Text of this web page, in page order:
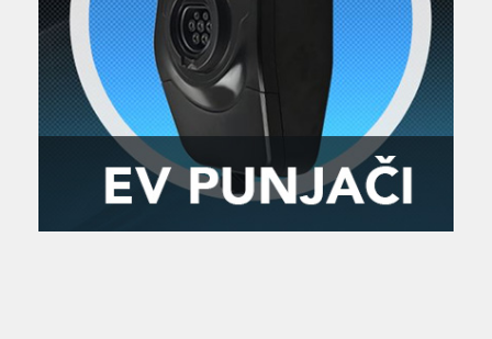
Igor Kukec Brmbi
Slaven Gajdek
MTC - Moto Tour Croatia
Moto putopisi
Vikend vožnje
Zanimljivost
Najave i noviteti